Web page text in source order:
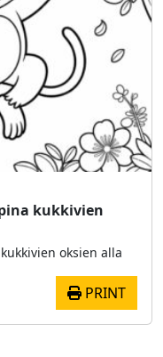
kukkivien
oksien alla
PRINT